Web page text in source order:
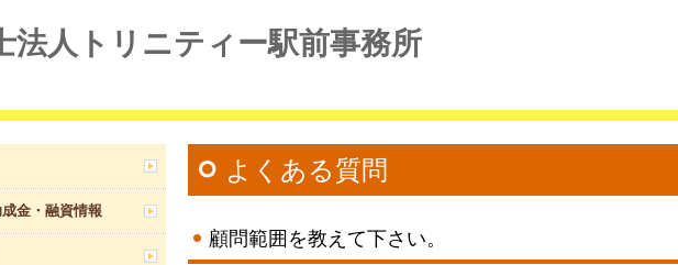
法人トリニティー駅前事務所
金・融資情報
よくある質問
顧問範囲を教えて下さい。